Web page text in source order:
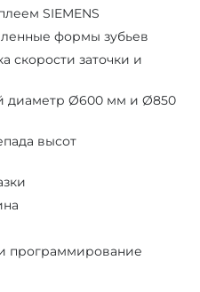
SIEMENS
формы зубьев
скорости заточки и
диаметр Ø600 мм и Ø850
высот
программирование